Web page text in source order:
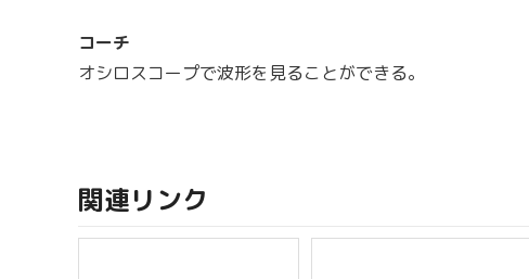
コーチ
オシロスコープで波形を見ることができる。
関連リンク